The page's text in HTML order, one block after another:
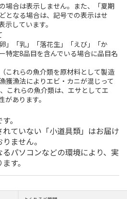
場合は表示しません。また、「夏期
となる場合は、記号での表示はせ
しています。
」「乳」「落花生」「えび」「か
特定8品目を含んでいる場合に品目名
これらの魚介類を原材料として製造
獲漁法によりエビ・カニが混じって
これらの魚介類は、エサとしてエ
があります。
。
ていない「小道具類」はお届け
ません。
パソコンなどの環境により、実
す。